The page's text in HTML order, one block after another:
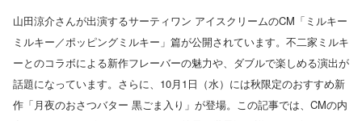
山田涼介さんが出演するサーティワン アイスクリームのCM「ミルキー
ミルキー／ポッピングミルキー」篇が公開されています。不二家ミルキ
ーとのコラボによる新作フレーバーの魅力や、ダブルで楽しめる演出が
話題になっています。さらに、10月1日（水）には秋限定のおすすめ新
作「月夜のおさつバター 黒ごま入り」が登場。この記事では、CMの内